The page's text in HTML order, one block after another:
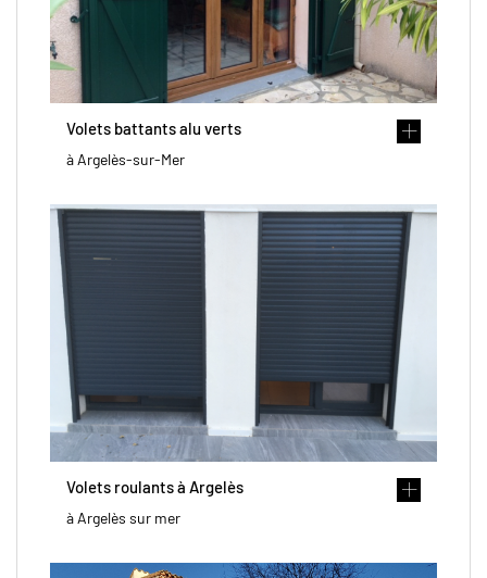
Volets battants alu verts
à Argelès-sur-Mer
Volets roulants à Argelès
à Argelès sur mer